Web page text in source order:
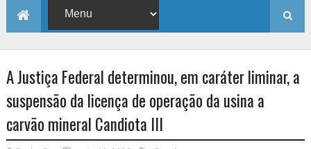
A Justiça Federal determinou, em caráter liminar, a
suspensão da licença de operação da usina a
carvão mineral Candiota III